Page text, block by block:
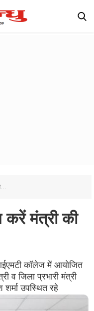
करें मंत्री की
कॉलेज में आयोजित
व जिला प्रभारी मंत्री
उपस्थित रहे